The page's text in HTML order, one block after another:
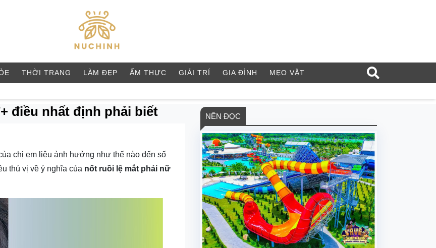
THỜI TRANG LÀM ĐẸP ẨM THỰC GIẢI TRÍ GIA ĐÌNH MẸO VẶT
điều nhất định phải biết
chị em liệu ảnh hưởng như thế nào đến số
thú vị về ý nghĩa của nốt ruồi lệ mắt phải nữ
NÊN ĐỌC